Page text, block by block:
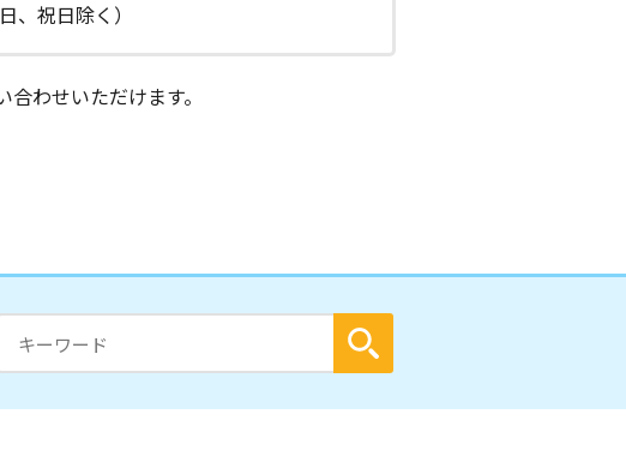
、祝日除く）
わせいただけます。